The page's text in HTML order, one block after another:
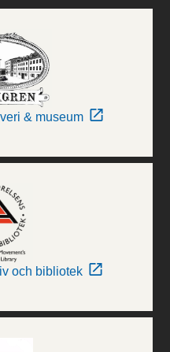
& museum
och bibliotek